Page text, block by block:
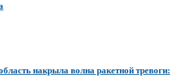
накрыла волна ракетной тревоги: